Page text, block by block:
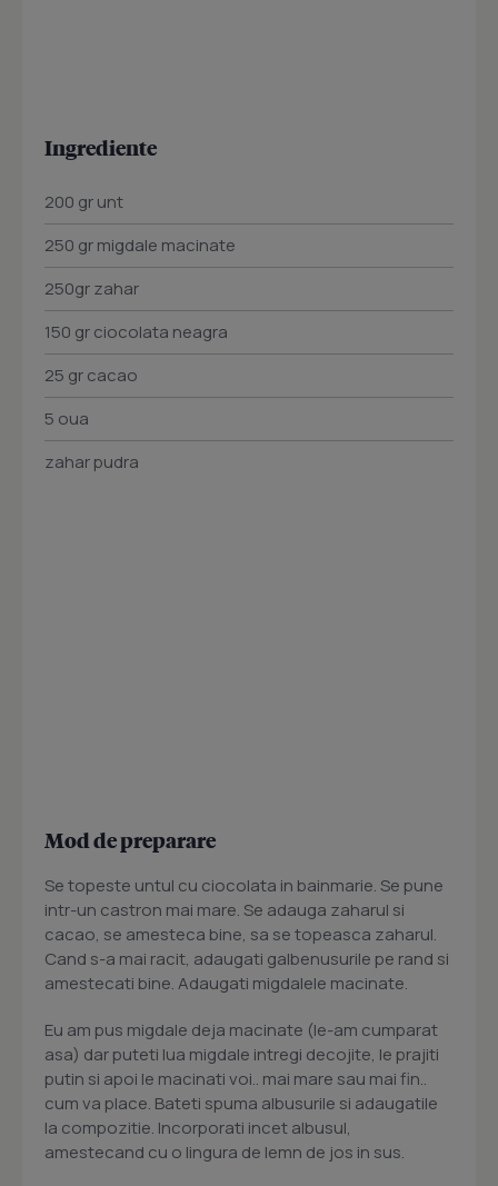
Ingrediente
200 gr unt
250 gr migdale macinate
250gr zahar
150 gr ciocolata neagra
25 gr cacao
5 oua
zahar pudra
Mod de preparare
Se topeste untul cu ciocolata in bainmarie. Se pune
intr-un castron mai mare. Se adauga zaharul si
cacao, se amesteca bine, sa se topeasca zaharul.
Cand s-a mai racit, adaugati galbenusurile pe rand si
amestecati bine. Adaugati migdalele macinate.
Eu am pus migdale deja macinate (le-am cumparat
asa) dar puteti lua migdale intregi decojite, le prajiti
putin si apoi le macinati voi.. mai mare sau mai fin..
cum va place. Bateti spuma albusurile si adaugatile
la compozitie. Incorporati incet albusul,
amestecand cu o lingura de lemn de jos in sus.